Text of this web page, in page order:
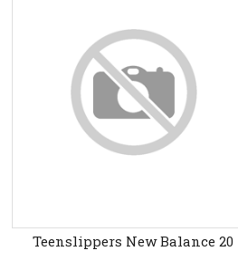
Teenslippers New Balance 20